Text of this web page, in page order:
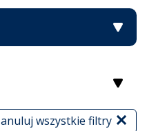
anuluj wszystkie filtry